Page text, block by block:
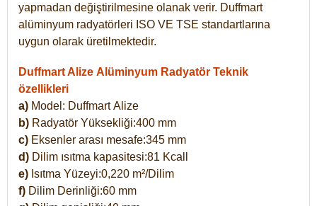
yapmadan değiştirilmesine olanak verir. Duffmart
alüminyum radyatörleri ISO VE TSE standartlarına
uygun olarak üretilmektedir.
Duffmart Alize Alüminyum Radyatör Teknik
özellikleri
a) Model: DuffmartAlize
b) Radyatör Yüksekliği:400 mm
c) Eksenler arası mesafe:345 mm
d) Dilim ısıtma kapasitesi:81 Kcall
e) Isıtma Yüzeyi:0,220 m²/Dilim
f) Dilim Derinliği:60 mm